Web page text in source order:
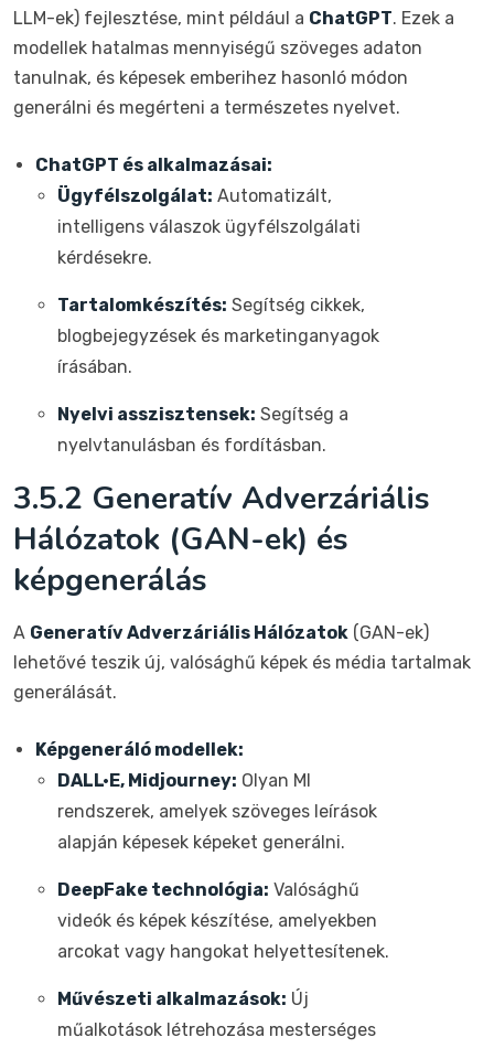
LLM-ek) fejlesztése, mint például a ChatGPT. Ezek a
modellek hatalmas mennyiségű szöveges adaton
tanulnak, és képesek emberihez hasonló módon
generálni és megérteni a természetes nyelvet.
ChatGPT és alkalmazásai:
Ügyfélszolgálat: Automatizált,
intelligens válaszok ügyfélszolgálati
kérdésekre.
Tartalomkészítés: Segítség cikkek,
blogbejegyzések és marketinganyagok
írásában.
Nyelvi asszisztensek: Segítség a
nyelvtanulásban és fordításban.
3.5.2 Generatív Adverzáriális
Hálózatok (GAN-ek) és
képgenerálás
A Generatív Adverzáriális Hálózatok (GAN-ek)
lehetővé teszik új, valósághű képek és média tartalmak
generálását.
Képgeneráló modellek:
DALL·E, Midjourney: Olyan MI
rendszerek, amelyek szöveges leírások
alapján képesek képeket generálni.
DeepFake technológia: Valósághű
videók és képek készítése, amelyekben
arcokat vagy hangokat helyettesítenek.
Művészeti alkalmazások: Új
műalkotások létrehozása mesterséges